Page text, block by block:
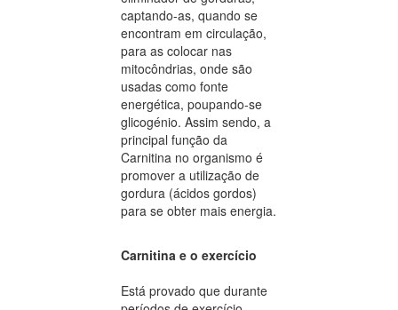
captando-as, quando se
encontram em circulação,
para as colocar nas
mitocôndrias, onde são
usadas como fonte
energética, poupando-se
glicogénio. Assim sendo, a
principal função da
Carnitina no organismo é
promover a utilização de
gordura (ácidos gordos)
para se obter mais energia.
Carnitina e o exercício
Está provado que durante